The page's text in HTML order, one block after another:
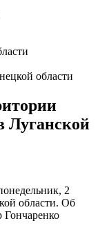
области
Луганской
2
области. Об
Гончаренко